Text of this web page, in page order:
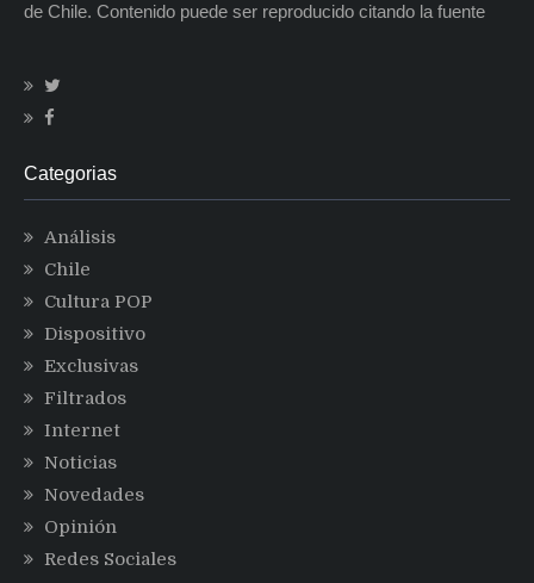
de Chile. Contenido puede ser reproducido citando la fuente
Categorias
Análisis
Chile
Cultura POP
Dispositivo
Exclusivas
Filtrados
Internet
Noticias
Novedades
Opinión
Redes Sociales